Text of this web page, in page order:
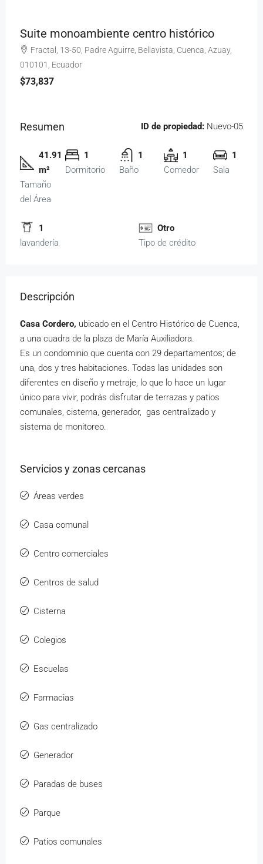
Suite monoambiente centro histórico
Fractal, 13-50, Padre Aguirre, Bellavista, Cuenca, Azuay,
010101, Ecuador
$73,837
Resumen ID de propiedad: Nuevo-05
41.91
m²
Tamaño
del Área
1
Dormitorio
1
Baño
1
Comedor
1
Sala
1
lavandería
Otro
Tipo de crédito
Descripción
Casa Cordero, ubicado en el Centro Histórico de Cuenca,
a una cuadra de la plaza de María Auxiliadora.
Es un condominio que cuenta con 29 departamentos; de
una, dos y tres habitaciones. Todas las unidades son
diferentes en diseño y metraje, lo que lo hace un lugar
único para vivir, podrás disfrutar de terrazas y patios
comunales, cisterna, generador, gas centralizado y
sistema de monitoreo.
Servicios y zonas cercanas
Áreas verdes
Casa comunal
Centro comerciales
Centros de salud
Cisterna
Colegios
Escuelas
Farmacias
Gas centralizado
Generador
Paradas de buses
Parque
Patios comunales